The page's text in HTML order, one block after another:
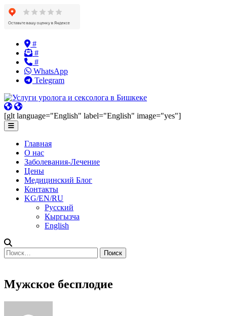
Skip
content
#
#
#
WhatsApp
Telegram
[glt language="English" label="English" image="yes"]
Главная
О нас
Заболевания-Лечение
Цены
Медицинский Блог
Контакты
KG/EN/RU
Русский
Кыргызча
English
Найти:
Мужское бесплодие